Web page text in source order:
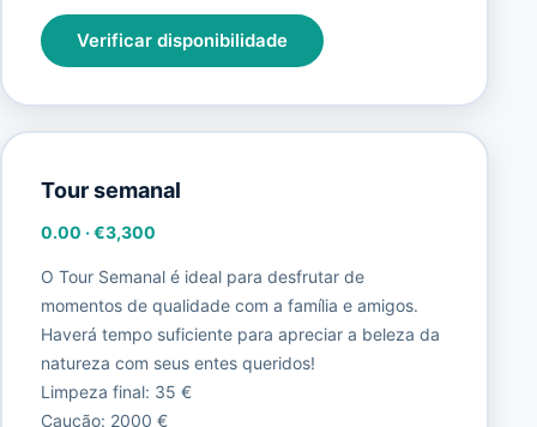
Verificar disponibilidade
Tour semanal
0.00 ·€3,300
O Tour Semanal é ideal para desfrutar de
momentos de qualidade com a família e amigos.
Haverá tempo suficiente para apreciar a beleza da
natureza com seus entes queridos!
Limpeza final: 35 €
Caução: 2000 €